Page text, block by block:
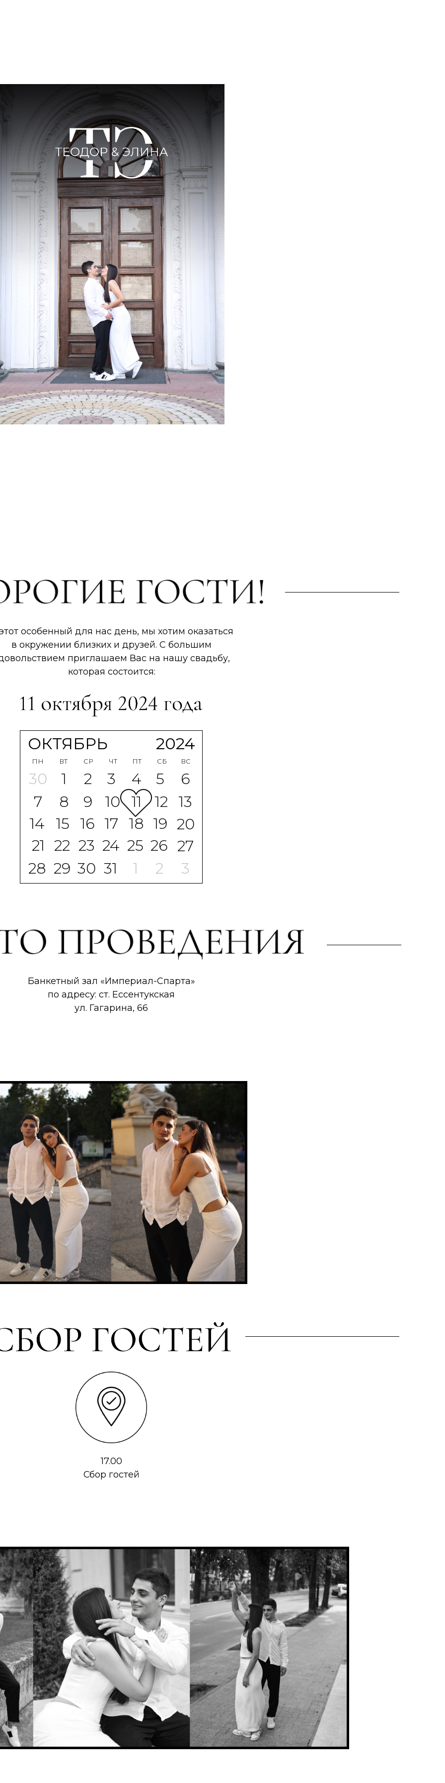
особенный для нас день, мы хотим оказаться
в окружении близких и друзей. С большим
приглашаем Вас на нашу свадьбу,
которая состоится:
Банкетный зал «Империал-Спарта»
по адресу: ст. Ессентукская
ул. Гагарина, 66
7
ОКТЯБРЬ
30
2024
29
13
ПН
30
6
ВС
СБ
ПТ
ЧТ
СР
ВТ
2
1
1
14
2
8
31
9 10 11
12
20
21
15 16 17 18 19
27
28
22 23 24 25 26
3
3 4 5
17.00
Сбор гостей